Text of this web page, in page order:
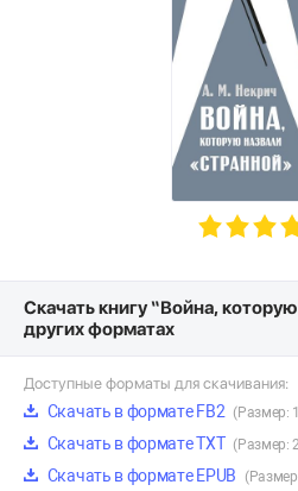
Скачать книгу “Война,
других форматах
Доступные форматы для скачивания:
Скачать в формате FB2 (Размер:
Скачать в формате TXT (Размер:
Скачать в формате EPUB